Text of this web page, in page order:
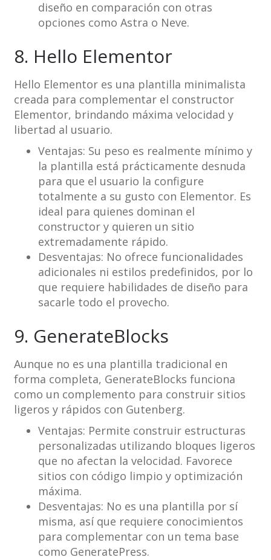
diseño en comparación con otras
opciones como Astra o Neve.
8. Hello Elementor
Hello Elementor es una plantilla minimalista
creada para complementar el constructor
Elementor, brindando máxima velocidad y
libertad al usuario.
Ventajas: Su peso es realmente mínimo y
la plantilla está prácticamente desnuda
para que el usuario la configure
totalmente a su gusto con Elementor. Es
ideal para quienes dominan el
constructor y quieren un sitio
extremadamente rápido.
Desventajas: No ofrece funcionalidades
adicionales ni estilos predefinidos, por lo
que requiere habilidades de diseño para
sacarle todo el provecho.
9. GenerateBlocks
Aunque no es una plantilla tradicional en
forma completa, GenerateBlocks funciona
como un complemento para construir sitios
ligeros y rápidos con Gutenberg.
Ventajas: Permite construir estructuras
personalizadas utilizando bloques ligeros
que no afectan la velocidad. Favorece
sitios con código limpio y optimización
máxima.
Desventajas: No es una plantilla por sí
misma, así que requiere conocimientos
para complementar con un tema base
como GeneratePress.